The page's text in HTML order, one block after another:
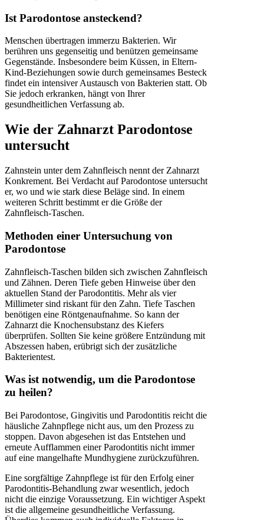
Ist Parodontose ansteckend?
Menschen übertragen immerzu Bakterien. Wir
berühren uns gegenseitig und benützen gemeinsame
Gegenstände. Insbesondere beim Küssen, in Eltern-
Kind-Beziehungen sowie durch gemeinsames Besteck
findet ein intensiver Austausch von Bakterien statt. Ob
Sie jedoch erkranken, hängt von Ihrer
gesundheitlichen Verfassung ab.
Wie der Zahnarzt Parodontose
untersucht
Zahnstein unter dem Zahnfleisch nennt der Zahnarzt
Konkrement. Bei Verdacht auf Parodontose untersucht
er, wo und wie stark diese Beläge sind. In einem
weiteren Schritt bestimmt er die Größe der
Zahnfleisch-Taschen.
Methoden einer Untersuchung von
Parodontose
Zahnfleisch-Taschen bilden sich zwischen Zahnfleisch
und Zähnen. Deren Tiefe geben Hinweise über den
aktuellen Stand der Parodontitis. Mehr als vier
Millimeter sind riskant für den Zahn. Tiefe Taschen
benötigen eine Röntgenaufnahme. So kann der
Zahnarzt die Knochensubstanz des Kiefers
überprüfen. Sollten Sie keine größere Entzündung mit
Abszessen haben, erübrigt sich der zusätzliche
Bakterientest.
Was ist notwendig, um die Parodontose
zu heilen?
Bei Parodontose, Gingivitis und Parodontitis reicht die
häusliche Zahnpflege nicht aus, um den Prozess zu
stoppen. Davon abgesehen ist das Entstehen und
erneute Aufflammen einer Parodontitis nicht immer
auf eine mangelhafte Mundhygiene zurückzuführen.
Eine sorgfältige Zahnpflege ist für den Erfolg einer
Parodontitis-Behandlung zwar wesentlich, jedoch
nicht die einzige Voraussetzung. Ein wichtiger Aspekt
ist die allgemeine gesundheitliche Verfassung.